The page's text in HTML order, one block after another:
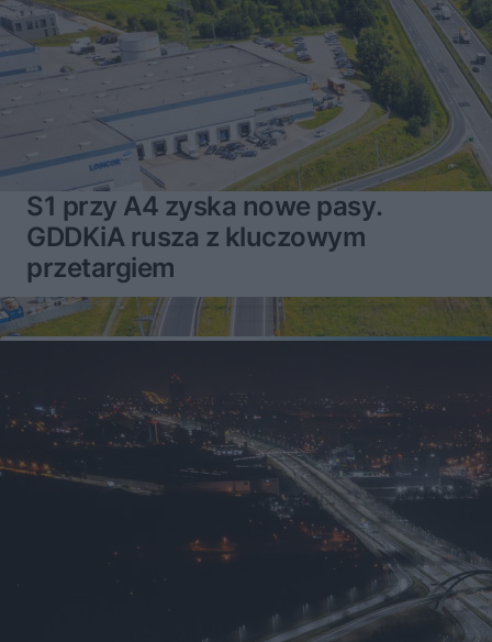
S1 przy A4 zyska nowe pasy.
GDDKiA rusza z kluczowym
przetargiem